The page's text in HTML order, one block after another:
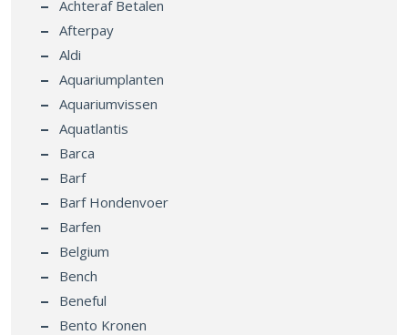
Achteraf Betalen
Afterpay
Aldi
Aquariumplanten
Aquariumvissen
Aquatlantis
Barca
Barf
Barf Hondenvoer
Barfen
Belgium
Bench
Beneful
Bento Kronen